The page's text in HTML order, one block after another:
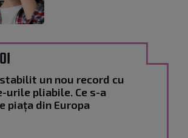
un nou record cu
urile pliabile. Ce s-a
piața din Europa